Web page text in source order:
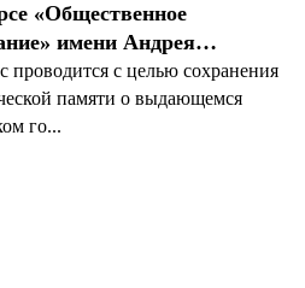
«Общественное
имени Андрея…
проводится с целью сохранения
памяти о выдающемся
го...